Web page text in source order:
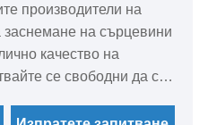
производители на
на сърцевини
качество на
се свободни да се